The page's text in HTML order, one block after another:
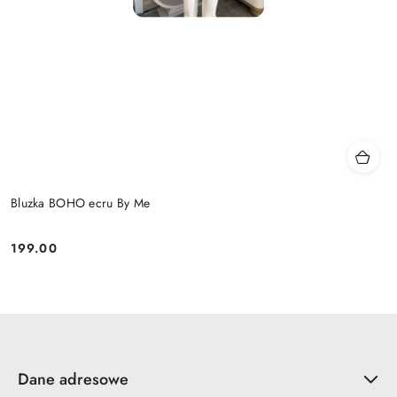
Bluzka BOHO ecru By Me
Cena:
199.00
Dane adresowe